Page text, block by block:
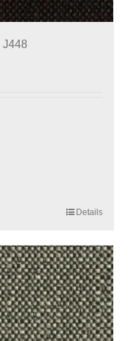
J448
Details